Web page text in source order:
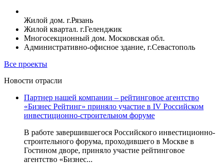
Жилой дом. г.Рязань
Жилой квартал. г.Геленджик
Многосекционный дом. Московская обл.
Административно-офисное здание, г.Севастополь
Все проекты
Новости отрасли
Партнер нашей компании – рейтинговое агентство
«Бизнес Рейтинг» приняло участие в IV Российском
инвестиционно-строительном форуме
В работе завершившегося Российского инвестиционно-
строительного форума, проходившего в Москве в
Гостином дворе, приняло участие рейтинговое
агентство «Бизнес...